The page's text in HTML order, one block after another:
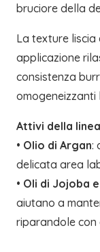
bruciore della
La texture liscia
applicazione
consistenza
omogeneizzanti
Attivi della linea
• Olio di Argan:
delicata area
• Oli di Jojoba
aiutano a
riparandole con